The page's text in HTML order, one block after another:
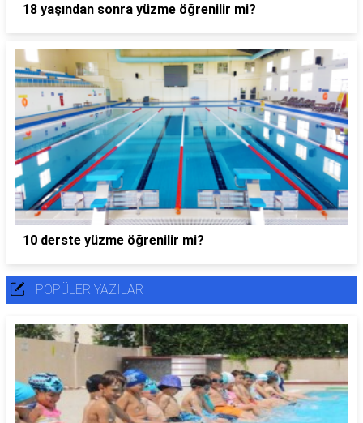
18 yaşından sonra yüzme öğrenilir mi?
10 derste yüzme öğrenilir mi?
POPÜLER YAZILAR